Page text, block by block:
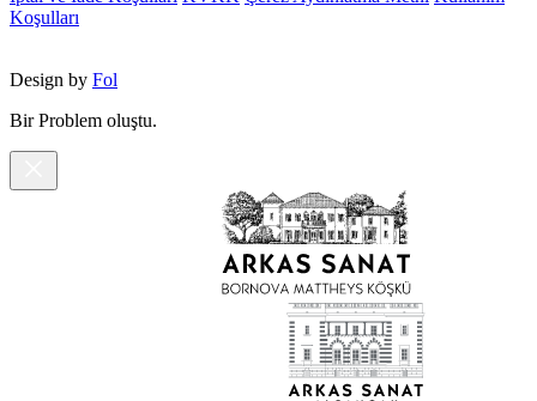
Koşulları
Design by Fol
Bir Problem oluştu.